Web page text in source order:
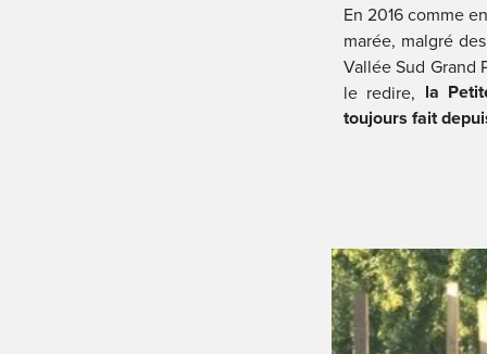
En 2016 comme
marée, malgré
Vallée Sud Grand
le redire, la
toujours fait